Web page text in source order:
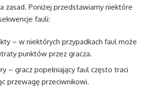
zasad. Poniżej przedstawiamy niektóre
fauli:
– w niektórych przypadkach faul może
punktów przez gracza.
– gracz popełniający faul często traci
przewagę przeciwnikowi.